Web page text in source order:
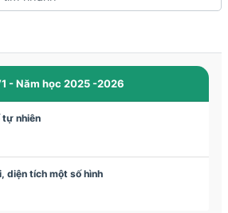
- Năm học 2025 -2026
tự nhiên
diện tích một số hình